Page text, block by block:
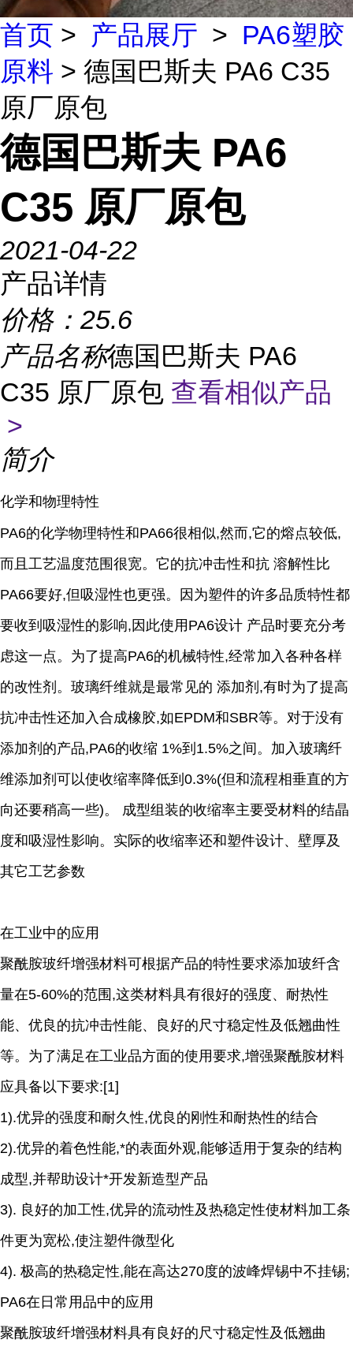
首页 > 产品展厅 > PA6塑胶
原料 > 德国巴斯夫 PA6 C35
原厂原包
德国巴斯夫 PA6
C35 原厂原包
2021-04-22
产品详情
价格： 25.6
产品名称德国巴斯夫 PA6
C35 原厂原包 查看相似产品
>
简介
化学和物理特性
PA6的化学物理特性和PA66很相似,然而,它的熔点较低,
而且工艺温度范围很宽。它的抗冲击性和抗 溶解性比
PA66要好,但吸湿性也更强。因为塑件的许多品质特性都
要收到吸湿性的影响,因此使用PA6设计 产品时要充分考
虑这一点。为了提高PA6的机械特性,经常加入各种各样
的改性剂。玻璃纤维就是最常见的 添加剂,有时为了提高
抗冲击性还加入合成橡胶,如EPDM和SBR等。对于没有
添加剂的产品,PA6的收缩 1%到1.5%之间。加入玻璃纤
维添加剂可以使收缩率降低到0.3%(但和流程相垂直的方
向还要稍高一些)。 成型组装的收缩率主要受材料的结晶
度和吸湿性影响。实际的收缩率还和塑件设计、壁厚及
其它工艺参数
在工业中的应用
聚酰胺玻纤增强材料可根据产品的特性要求添加玻纤含
量在5-60%的范围,这类材料具有很好的强度、耐热性
能、优良的抗冲击性能、良好的尺寸稳定性及低翘曲性
等。为了满足在工业品方面的使用要求,增强聚酰胺材料
应具备以下要求:[1]
1).优异的强度和耐久性,优良的刚性和耐热性的结合
2).优异的着色性能,*的表面外观,能够适用于复杂的结构
成型,并帮助设计*开发新造型产品
3). 良好的加工性,优异的流动性及热稳定性使材料加工条
件更为宽松,使注塑件微型化
4). 极高的热稳定性,能在高达270度的波峰焊锡中不挂锡;
PA6在日常用品中的应用
聚酰胺玻纤增强材料具有良好的尺寸稳定性及低翘曲